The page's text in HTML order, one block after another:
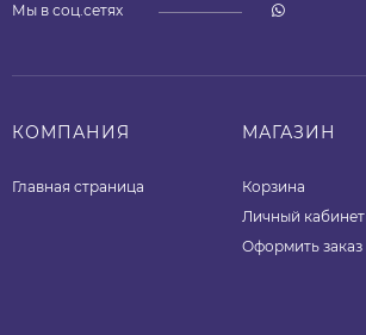
Мы в соц.сетях
КОМПАНИЯ
Главная страница
МАГАЗИН
Корзина
Личный кабинет
Оформить заказ